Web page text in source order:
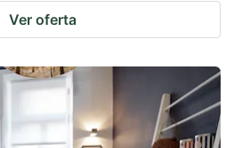
Ver oferta